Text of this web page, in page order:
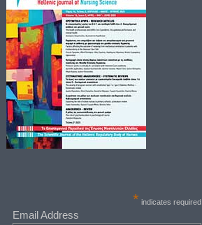
* indicates required
Email Address